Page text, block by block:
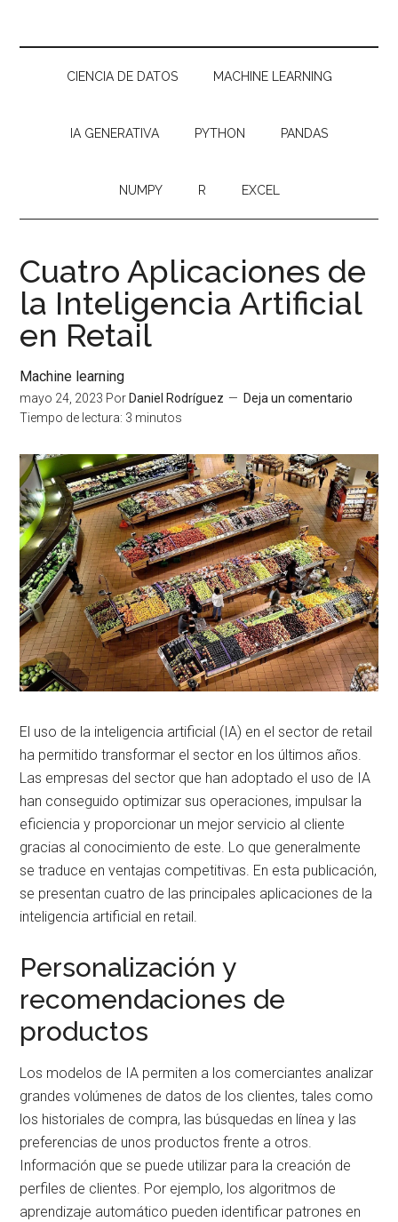
CIENCIA DE DATOS MACHINE LEARNING
IA GENERATIVA PYTHON PANDAS
NUMPY R EXCEL
Cuatro Aplicaciones de
la Inteligencia Artificial
en Retail
Machine learning
mayo 24, 2023 Por Daniel Rodríguez
Deja un comentario
Tiempo de lectura: 3 minutos
El uso de la inteligencia artificial (IA) en el sector de retail
ha permitido transformar el sector en los últimos años.
Las empresas del sector que han adoptado el uso de IA
han conseguido optimizar sus operaciones, impulsar la
eficiencia y proporcionar un mejor servicio al cliente
gracias al conocimiento de este. Lo que generalmente
se traduce en ventajas competitivas. En esta publicación,
se presentan cuatro de las principales aplicaciones de la
inteligencia artificial en retail.
Personalización y
recomendaciones de
productos
Los modelos de IA permiten a los comerciantes analizar
grandes volúmenes de datos de los clientes, tales como
los historiales de compra, las búsquedas en línea y las
preferencias de unos productos frente a otros.
Información que se puede utilizar para la creación de
perfiles de clientes. Por ejemplo, los algoritmos de
aprendizaje automático pueden identificar patrones en